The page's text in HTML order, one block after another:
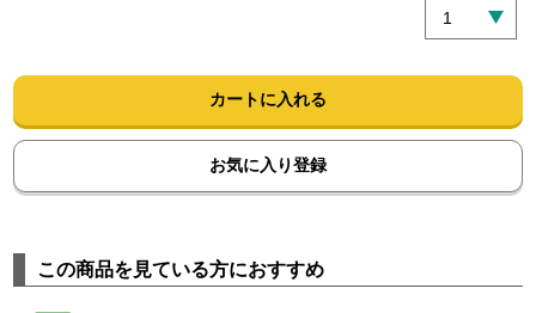
カートに入れる
お気に入り登録
この商品を見ている方におすすめ